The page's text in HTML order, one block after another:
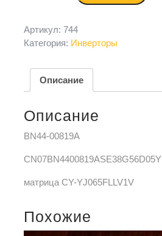
Артикул: 744
Категория: Инверторы
Описание
Описание
BN44-00819A
CN07BN4400819ASE38G56D05Y
матрица CY-YJ065FLLV1V
Похожие